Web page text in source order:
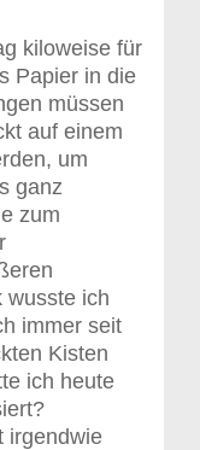
kiloweise für
Papier in die
müssen
auf einem
um
ganz
zum
wusste ich
immer seit
Kisten
ich heute
irgendwie